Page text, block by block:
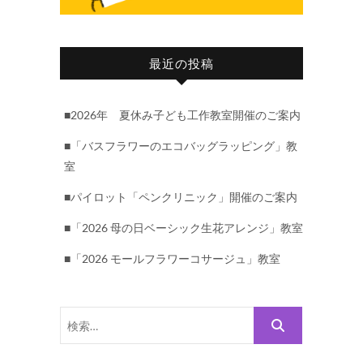
最近の投稿
■2026年 夏休み子ども工作教室開催のご案内
■「バスフラワーのエコバッグラッピング」教
室
■パイロット「ペンクリニック」開催のご案内
■「2026 母の日ベーシック生花アレンジ」教室
■「2026 モールフラワーコサージュ」教室